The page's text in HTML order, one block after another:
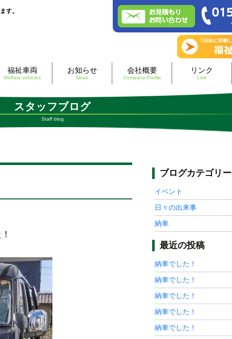
す。
福祉車両
Welfare vehicles
お知らせ
News
会社概要
Company Profile
リンク
Link
スタッフブログ
Staff blog
ブログカテゴリー
イベント
日々の出来事
納車
最近の投稿
納車でした！
納車でした！
納車でした！
納車でした！
納車でした！